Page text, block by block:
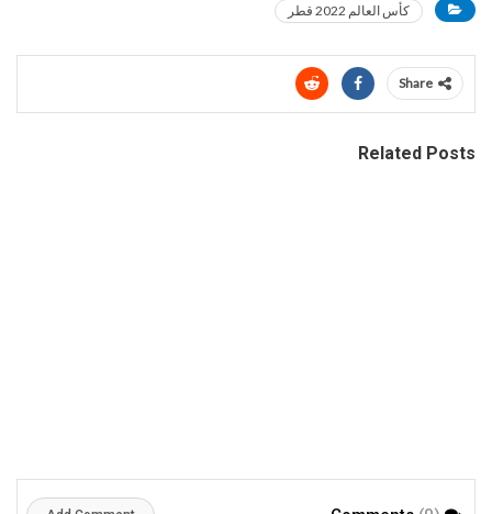
كأس العالم 2022 قطر
Share
Related Posts